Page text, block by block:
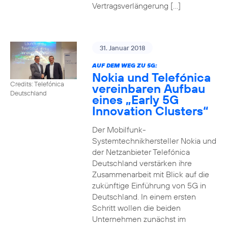
Vertragsverlängerung […]
Credits: Telefónica
Deutschland
31. Januar 2018
AUF DEM WEG ZU 5G:
Nokia und Telefónica
vereinbaren Aufbau
eines „Early 5G
Innovation Clusters“
Der Mobilfunk-
Systemtechnikhersteller Nokia und
der Netzanbieter Telefónica
Deutschland verstärken ihre
Zusammenarbeit mit Blick auf die
zukünftige Einführung von 5G in
Deutschland. In einem ersten
Schritt wollen die beiden
Unternehmen zunächst im